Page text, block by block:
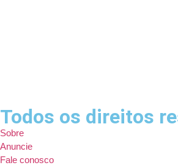
Todos os direitos
Sobre
Anuncie
Fale conosco